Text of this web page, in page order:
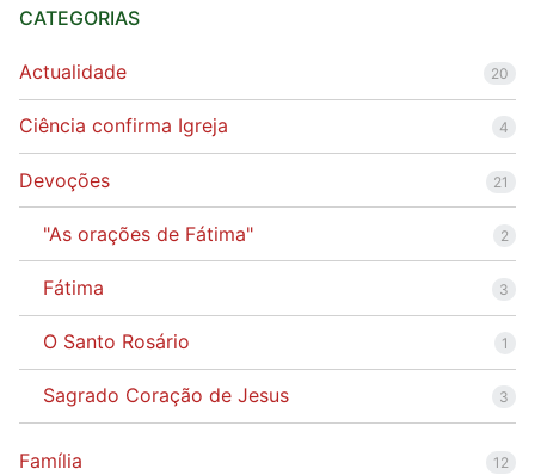
CATEGORIAS
Actualidade 20
Ciência confirma Igreja 4
Devoções 21
"As orações de Fátima" 2
Fátima 3
O Santo Rosário 1
Sagrado Coração de Jesus 3
Família 12